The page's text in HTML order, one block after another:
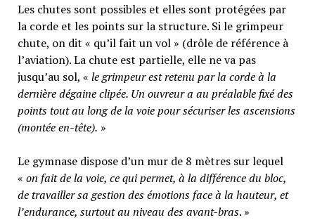
Les chutes sont possibles et elles sont protégées par
la corde et les points sur la structure. Si le grimpeur
chute, on dit « qu’il fait un vol » (drôle de référence à
l’aviation). La chute est partielle, elle ne va pas
jusqu’au sol, « le grimpeur est retenu par la corde à la
dernière dégaine clipée. Un ouvreur a au préalable fixé des
points tout au long de la voie pour sécuriser les ascensions
(montée en-tête). »
Le gymnase dispose d’un mur de 8 mètres sur lequel
« on fait de la voie, ce qui permet, à la différence du bloc,
de travailler sa gestion des émotions face à la hauteur, et
l’endurance, surtout au niveau des avant-bras. »